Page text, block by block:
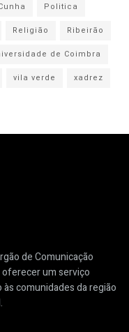
Politica
Religião
Ribeirão
de Coimbra
vila verde xadrez
de Comunicação
um serviço
comunidades da região